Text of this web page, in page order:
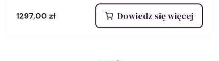
1297,00 zł Dowiedz się więcej